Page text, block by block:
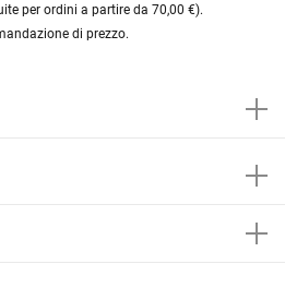
per ordini a partire da 70,00 €).
di prezzo.